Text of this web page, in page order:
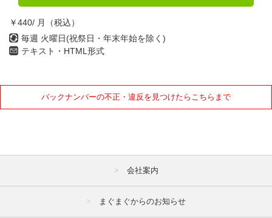
￥440/ 月（税込）
毎週 火曜日(祝祭日・年末年始を除く)
テキスト・HTML形式
バックナンバーの不正・違反を見つけたらこちらまで
会社案内
まぐまぐからのお知らせ